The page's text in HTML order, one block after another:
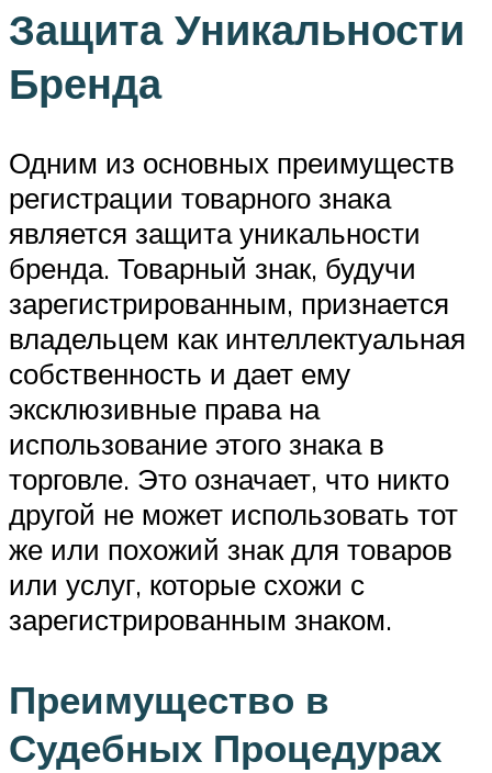
Защита Уникальности
Бренда
Одним из основных преимуществ
регистрации товарного знака
является защита уникальности
бренда. Товарный знак, будучи
зарегистрированным, признается
владельцем как интеллектуальная
собственность и дает ему
эксклюзивные права на
использование этого знака в
торговле. Это означает, что никто
другой не может использовать тот
же или похожий знак для товаров
или услуг, которые схожи с
зарегистрированным знаком.
Преимущество в
Судебных Процедурах